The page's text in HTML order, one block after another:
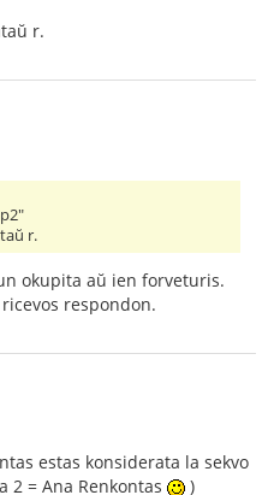
r.
r.
okupita aŭ ien forveturis.
respondon.
estas konsiderata la sekvo
2 = Ana Renkontas
)